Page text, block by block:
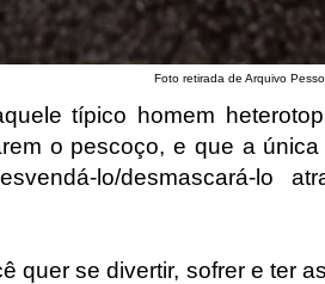
Foto retirada de Arquivo
típico homem
o pescoço, e que a
lo/desmascará-lo
quer se divertir, sofrer e ter